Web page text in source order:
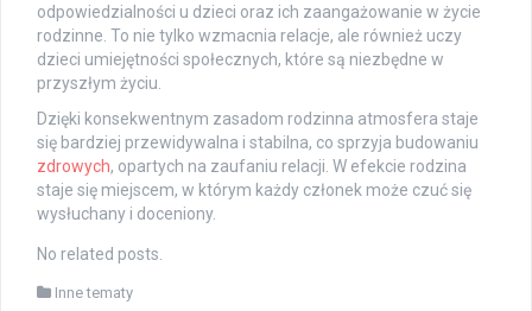
odpowiedzialności u dzieci oraz ich zaangażowanie w życie
rodzinne. To nie tylko wzmacnia relacje, ale również uczy
dzieci umiejętności społecznych, które są niezbędne w
przyszłym życiu.
Dzięki konsekwentnym zasadom rodzinna atmosfera staje
się bardziej przewidywalna i stabilna, co sprzyja budowaniu
zdrowych, opartych na zaufaniu relacji. W efekcie rodzina
staje się miejscem, w którym każdy członek może czuć się
wysłuchany i doceniony.
No related posts.
Inne tematy